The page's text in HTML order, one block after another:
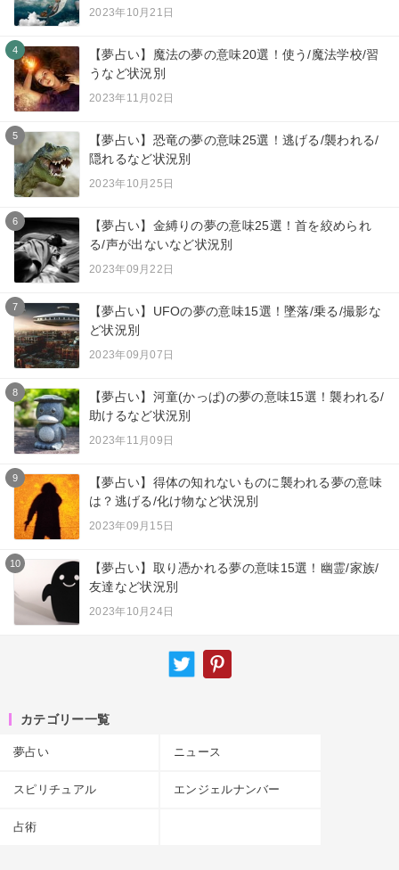
2023年10月21日
4
【夢占い】魔法の夢の意味20選！使う/魔法学校/習
うなど状況別
2023年11月02日
5
【夢占い】恐竜の夢の意味25選！逃げる/襲われる/
隠れるなど状況別
2023年10月25日
6
【夢占い】金縛りの夢の意味25選！首を絞められ
る/声が出ないなど状況別
2023年09月22日
7
【夢占い】UFOの夢の意味15選！墜落/乗る/撮影な
ど状況別
2023年09月07日
8
【夢占い】河童(かっぱ)の夢の意味15選！襲われる/
助けるなど状況別
2023年11月09日
9
【夢占い】得体の知れないものに襲われる夢の意味
は？逃げる/化け物など状況別
2023年09月15日
10
【夢占い】取り憑かれる夢の意味15選！幽霊/家族/
友達など状況別
2023年10月24日
カテゴリー一覧
夢占い ニュース
スピリチュアル エンジェルナンバー
占術